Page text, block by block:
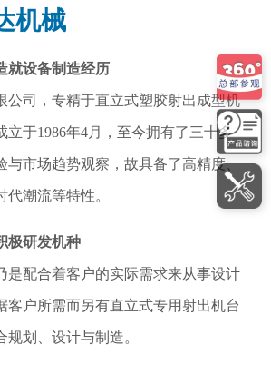
机械
就设备制造经历
公司，专精于直立式塑胶射出成型机
立于1986年4月，至今拥有了三十多
与市场趋势观察，故具备了高精度、
潮流等特性。
极研发机种
是配合着客户的实际需求来从事设计
客户所需而另有直立式专用射出机台
规划、设计与制造。